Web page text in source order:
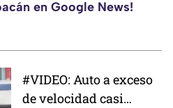
en Google News!
#VIDEO: Auto a exceso
de velocidad casi